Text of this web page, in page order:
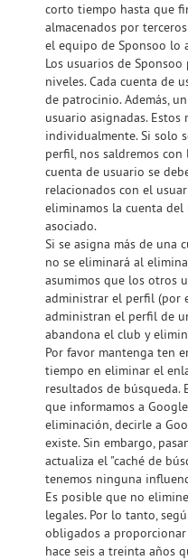
corto tiempo hasta que
almacenados por
el equipo de Sponsoo lo
Los usuarios de
niveles. Cada cuenta de
de patrocinio. Además,
usuario asignadas.
individualmente. Si solo
perfil, nos saldremos
cuenta de usuario se
relacionados con el
eliminamos la cuenta
asociado.
Si se asigna más de una
no se eliminará al
asumimos que los otros
administrar el perfil (por
administran el perfil de
abandona el club y
Por favor mantenga ten
tiempo en eliminar el
resultados de búsqueda.
que informamos a
eliminación, decirle a
existe. Sin embargo,
actualiza el "caché de
tenemos ninguna
Es posible que no
legales. Por lo tanto,
obligados a
hace seis a treinta años